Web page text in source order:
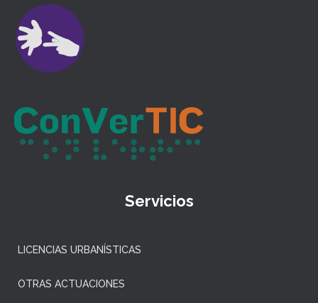
Servicios
LICENCIAS URBANÍSTICAS
OTRAS ACTUACIONES